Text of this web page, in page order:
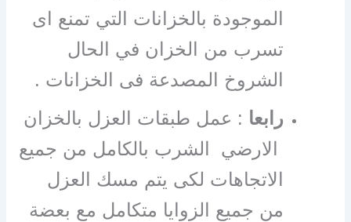
الموجودة بالخزانات التي تمنع اى
تسرب من الخزان في الحال
الشروخ المصدعة فى الخزانات .
رابعا : عمل طبقات العزل بالخزان
الارضي الشرب بالكامل من جميع
الاتجاهات لكى يتم مسك العزل
من جميع الزوايا متكامل مع بعضة